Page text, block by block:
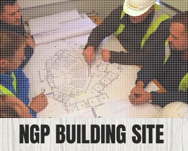
NGP BUILDING SITE